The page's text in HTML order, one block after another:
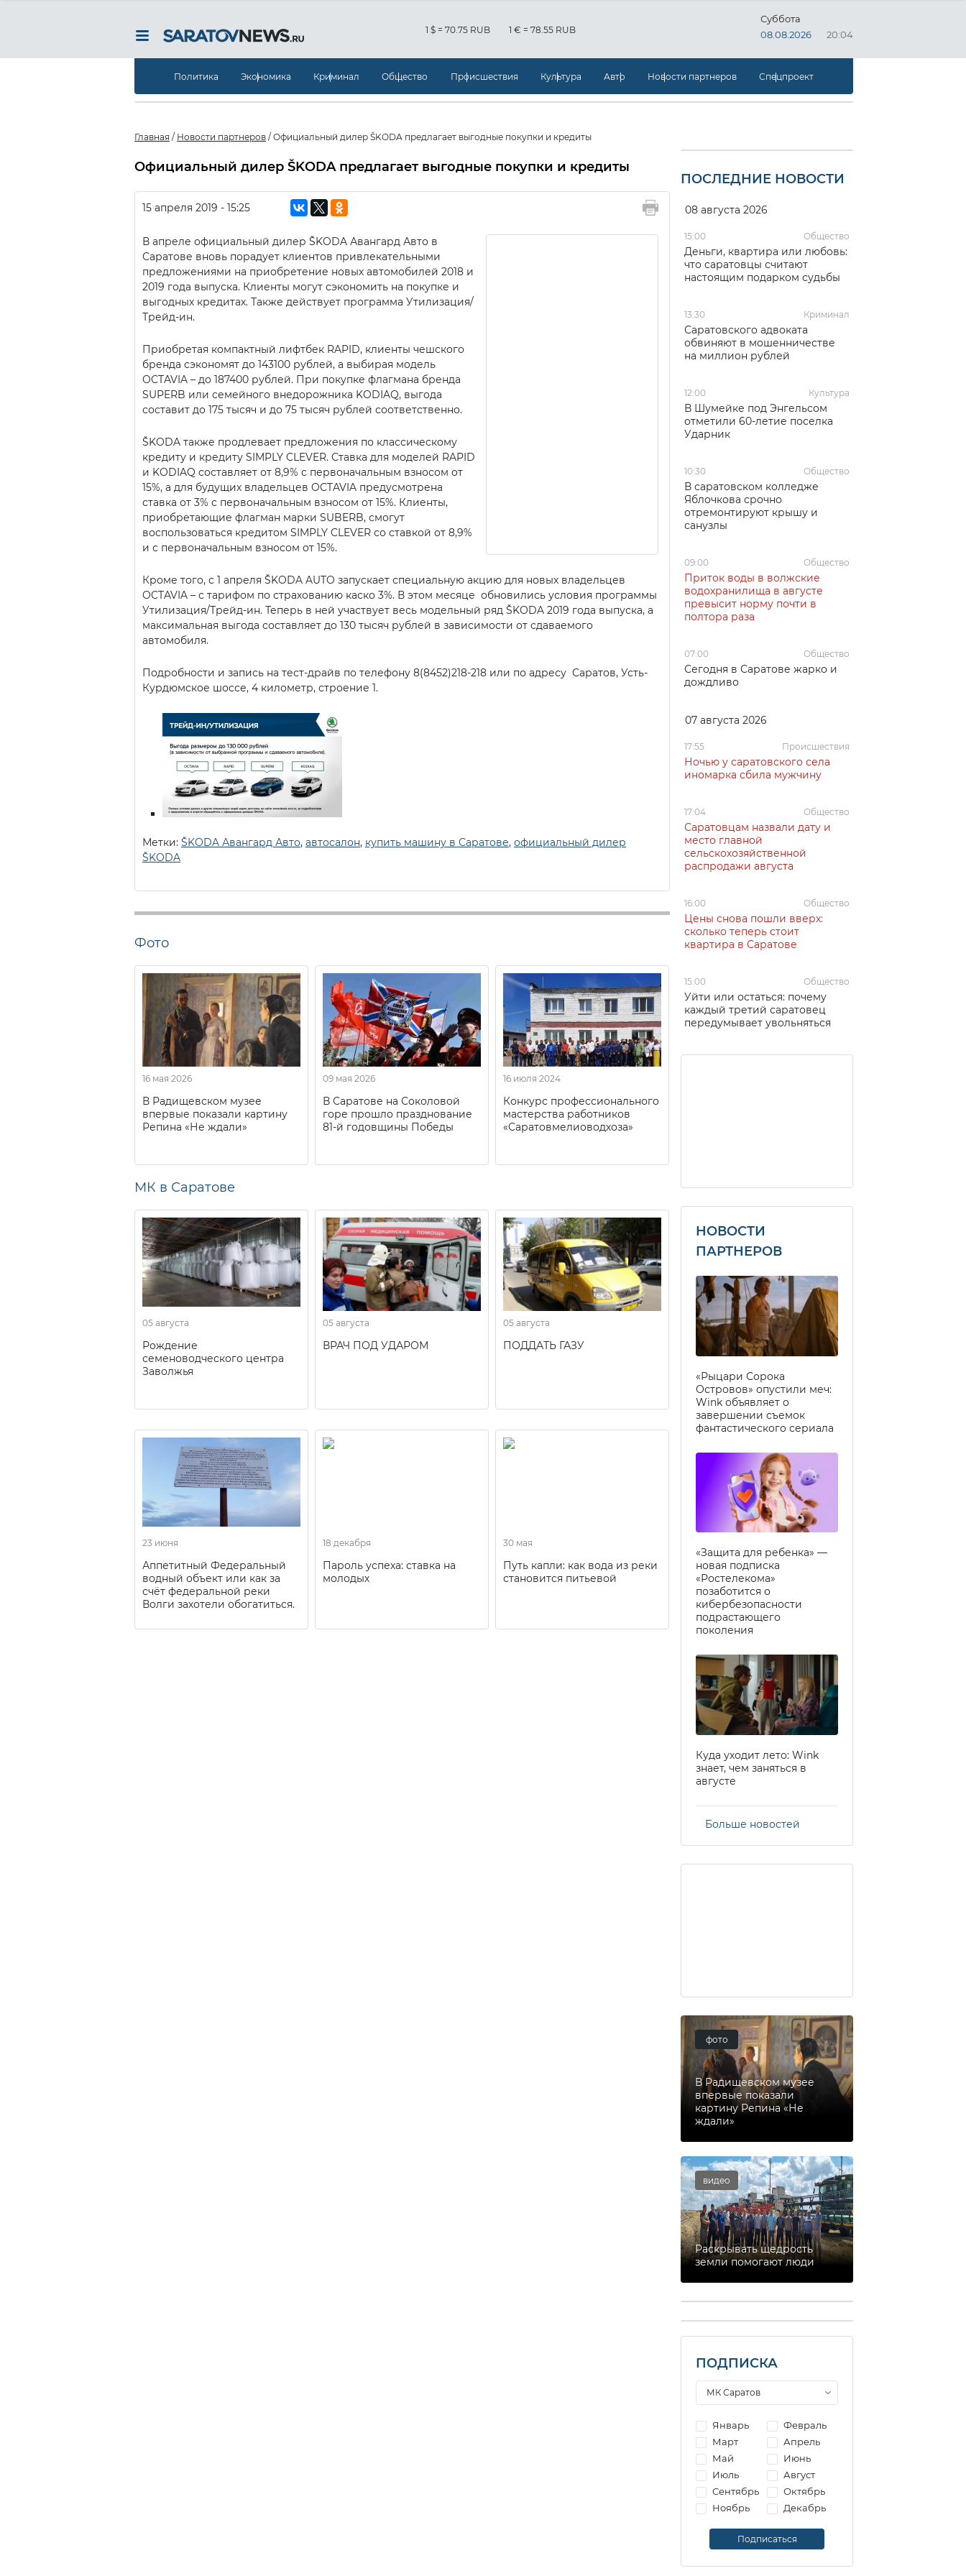
1 $ = 70.75 RUB 1 € = 78.55 RUB
Суббота
08.08.2026
20:04
Политика Экономика Криминал Общество Происшествия Культура Авто Новости партнеров Спецпроект
Главная / Новости партнеров / Официальный дилер ŠKODA предлагает выгодные покупки и кредиты
Официальный дилер ŠKODA предлагает выгодные покупки и кредиты
15 апреля 2019 - 15:25
В апреле официальный дилер ŠKODA Авангард Авто в
Саратове вновь порадует клиентов привлекательными
предложениями на приобретение новых автомобилей 2018 и
2019 года выпуска. Клиенты могут сэкономить на покупке и
выгодных кредитах. Также действует программа Утилизация/
Трейд-ин.
Приобретая компактный лифтбек RAPID, клиенты чешского
бренда сэкономят до 143100 рублей, а выбирая модель
OCTAVIA – до 187400 рублей. При покупке флагмана бренда
SUPERB или семейного внедорожника KODIAQ, выгода
составит до 175 тысяч и до 75 тысяч рублей соответственно.
ŠKODA также продлевает предложения по классическому
кредиту и кредиту SIMPLY CLEVER. Ставка для моделей RAPID
и KODIAQ составляет от 8,9% с первоначальным взносом от
15%, а для будущих владельцев OCTAVIA предусмотрена
ставка от 3% с первоначальным взносом от 15%. Клиенты,
приобретающие флагман марки SUBERB, смогут
воспользоваться кредитом SIMPLY CLEVER со ставкой от 8,9%
и с первоначальным взносом от 15%.
Кроме того, с 1 апреля ŠKODA AUTO запускает специальную акцию для новых владельцев
OCTAVIA – с тарифом по страхованию каско 3%. В этом месяце обновились условия программы
Утилизация/Трейд-ин. Теперь в ней участвует весь модельный ряд ŠKODA 2019 года выпуска, а
максимальная выгода составляет до 130 тысяч рублей в зависимости от сдаваемого
автомобиля.
Подробности и запись на тест-драйв по телефону 8(8452)218-218 или по адресу Саратов, Усть-
Курдюмское шоссе, 4 километр, строение 1.
Метки: ŠKODA Авангард Авто, автосалон, купить машину в Саратове, официальный дилер
ŠKODA
Фото
16 мая 2026
В Радищевском музее
впервые показали картину
Репина «Не ждали»
09 мая 2026
В Саратове на Соколовой
горе прошло празднование
81-й годовщины Победы
16 июля 2024
Конкурс профессионального
мастерства работников
«Саратовмелиоводхоза»
МК в Саратове
05 августа
Рождение
семеноводческого центра
Заволжья
05 августа
ВРАЧ ПОД УДАРОМ
05 августа
ПОДДАТЬ ГАЗУ
23 июня
Аппетитный Федеральный
водный объект или как за
счёт федеральной реки
Волги захотели обогатиться.
18 декабря
Пароль успеха: ставка на
молодых
30 мая
Путь капли: как вода из реки
становится питьевой
ПОСЛЕДНИЕ НОВОСТИ
08 августа 2026
15:00 Общество
Деньги, квартира или любовь:
что саратовцы считают
настоящим подарком судьбы
13:30 Криминал
Саратовского адвоката
обвиняют в мошенничестве
на миллион рублей
12:00 Культура
В Шумейке под Энгельсом
отметили 60-летие поселка
Ударник
10:30 Общество
В саратовском колледже
Яблочкова срочно
отремонтируют крышу и
санузлы
09:00 Общество
Приток воды в волжские
водохранилища в августе
превысит норму почти в
полтора раза
07:00 Общество
Сегодня в Саратове жарко и
дождливо
07 августа 2026
17:55 Происшествия
Ночью у саратовского села
иномарка сбила мужчину
17:04 Общество
Саратовцам назвали дату и
место главной
сельскохозяйственной
распродажи августа
16:00 Общество
Цены снова пошли вверх:
сколько теперь стоит
квартира в Саратове
15:00 Общество
Уйти или остаться: почему
каждый третий саратовец
передумывает увольняться
НОВОСТИ
ПАРТНЕРОВ
«Рыцари Сорока
Островов» опустили меч:
Wink объявляет о
завершении съемок
фантастического сериала
«Защита для ребенка» —
новая подписка
«Ростелекома»
позаботится о
кибербезопасности
подрастающего
поколения
Куда уходит лето: Wink
знает, чем заняться в
августе
Больше новостей
фото
В Радищевском музее
впервые показали
картину Репина «Не
ждали»
видео
Раскрывать щедрость
земли помогают люди
ПОДПИСКА
Январь
Февраль
Март
Апрель
Май
Июнь
Июль
Август
Сентябрь
Октябрь
Ноябрь
Декабрь